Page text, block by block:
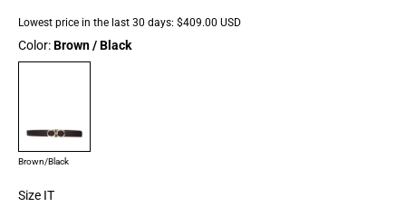
Lowest price in the last 30 days: $409.00 USD
Color:Brown / Black
Brown/Black
Size IT